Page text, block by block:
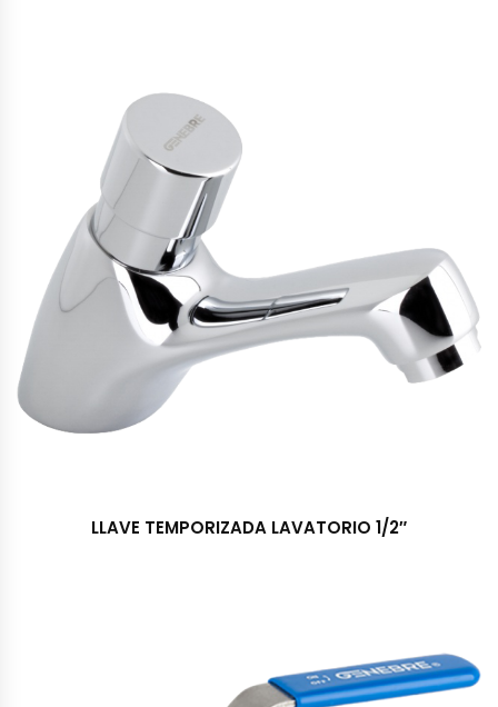
LLAVE TEMPORIZADA LAVATORIO 1/2″